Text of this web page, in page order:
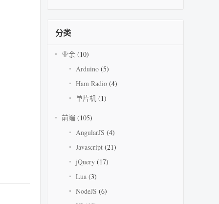
分类
业余 (10)
Arduino (5)
Ham Radio (4)
单片机 (1)
前端 (105)
AngularJS (4)
Javascript (21)
jQuery (17)
Lua (3)
NodeJS (6)